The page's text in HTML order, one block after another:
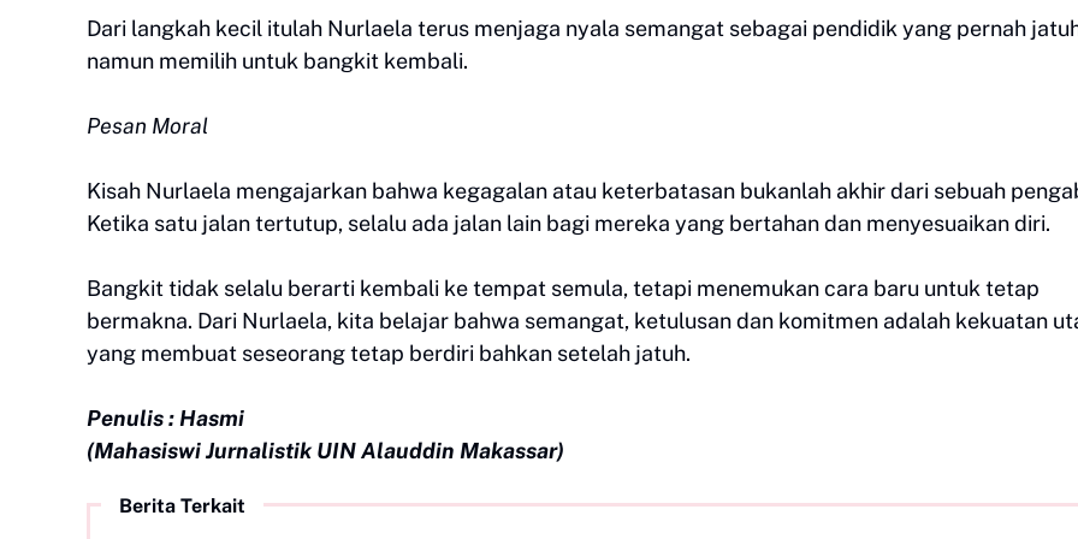
Dari langkah kecil itulah Nurlaela terus menjaga nyala semangat sebagai pendidik yang pernah
namun memilih untuk bangkit kembali.
Pesan Moral
Kisah Nurlaela mengajarkan bahwa kegagalan atau keterbatasan bukanlah akhir dari sebuah
Ketika satu jalan tertutup, selalu ada jalan lain bagi mereka yang bertahan dan menyesuaikan diri.
Bangkit tidak selalu berarti kembali ke tempat semula, tetapi menemukan cara baru untuk tetap
bermakna. Dari Nurlaela, kita belajar bahwa semangat, ketulusan dan komitmen adalah kekuatan
yang membuat seseorang tetap berdiri bahkan setelah jatuh.
Penulis : Hasmi
(Mahasiswi Jurnalistik UIN Alauddin Makassar)
Berita Terkait